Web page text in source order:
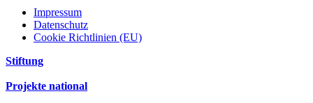
Impressum
Datenschutz
Cookie Richtlinien (EU)
Stiftung
Projekte national